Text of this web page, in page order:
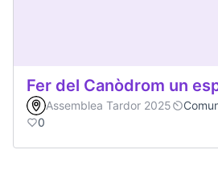
Fer del Canòdrom un
Assemblea Tardor 2025
0